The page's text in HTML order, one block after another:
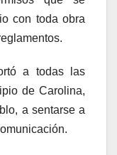
con toda obra
a todas las
de Carolina,
a sentarse a